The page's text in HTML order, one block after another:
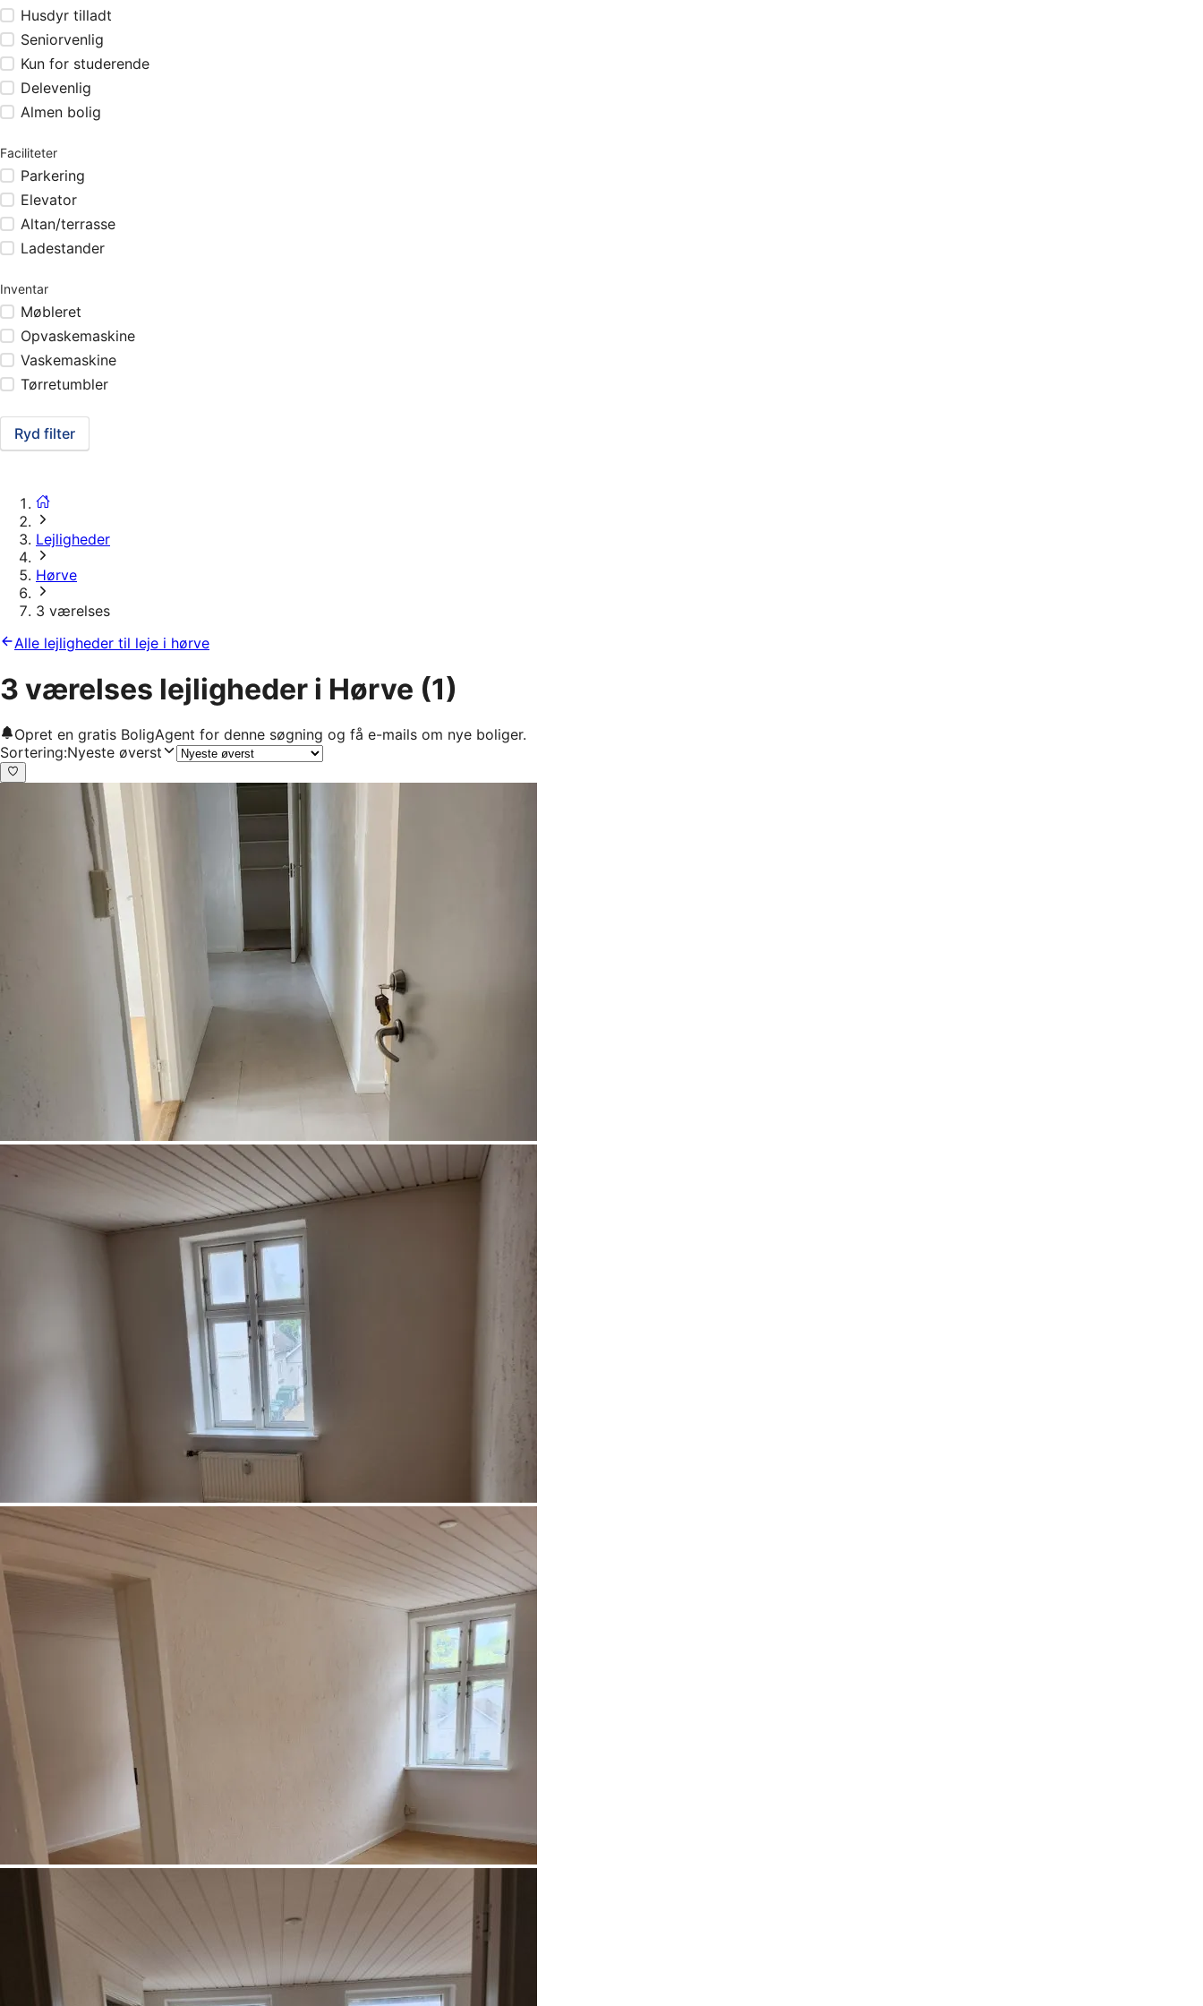
Husdyr tilladt
Seniorvenlig
Kun for studerende
Delevenlig
Almen bolig
Faciliteter
Parkering
Elevator
Altan/terrasse
Ladestander
Inventar
Møbleret
Opvaskemaskine
Vaskemaskine
Tørretumbler
Ryd filter
Lejligheder
Hørve
3 værelses
Alle lejligheder til leje i hørve
3 værelses lejligheder i Hørve (1)
Opret en gratis BoligAgent for denne søgning og få e-mails om nye boliger.
Sortering:Nyeste øverst